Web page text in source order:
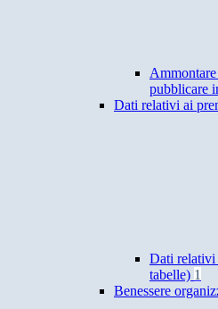
pubblicare
Dati relativi ai
Dati relativi
tabelle) 1
Benessere